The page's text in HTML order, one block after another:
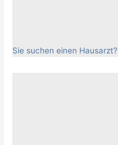
Sie suchen einen Hausarzt?